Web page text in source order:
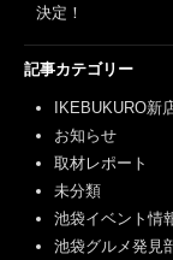
決定！
記事カテゴリー
IKEBUKURO新
お知らせ
取材レポート
未分類
池袋イベント情
池袋グルメ発見